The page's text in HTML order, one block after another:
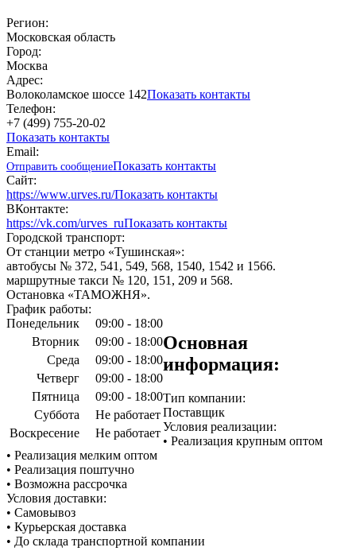
Регион:
Московская область
Город:
Москва
Адрес:
Волоколамское шоссе 142Показать контакты
Телефон:
+7 (499) 755-20-02
Показать контакты
Email:
Отправить сообщениеПоказать контакты
Сайт:
https://www.urves.ru/Показать контакты
ВКонтакте:
https://vk.com/urves_ruПоказать контакты
Городской транспорт:
От станции метро «Тушинская»:
автобусы № 372, 541, 549, 568, 1540, 1542 и 1566.
маршрутные такси № 120, 151, 209 и 568.
Остановка «ТАМОЖНЯ».
График работы:
Понедельник
09:00 - 18:00
Вторник
09:00 - 18:00
Среда
09:00 - 18:00
Четверг
09:00 - 18:00
Пятница
09:00 - 18:00
Суббота
Не работает
Воскресение
Не работает
Основная
информация:
Тип компании:
Поставщик
Условия реализации:
• Реализация крупным оптом
• Реализация мелким оптом
• Реализация поштучно
• Возможна рассрочка
Условия доставки:
• Самовывоз
• Курьерская доставка
• До склада транспортной компании